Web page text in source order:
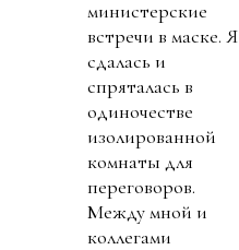
министерские
встречи в маске. Я
сдалась и
спряталась в
одиночестве
изолированной
комнаты для
переговоров.
Между мной и
коллегами